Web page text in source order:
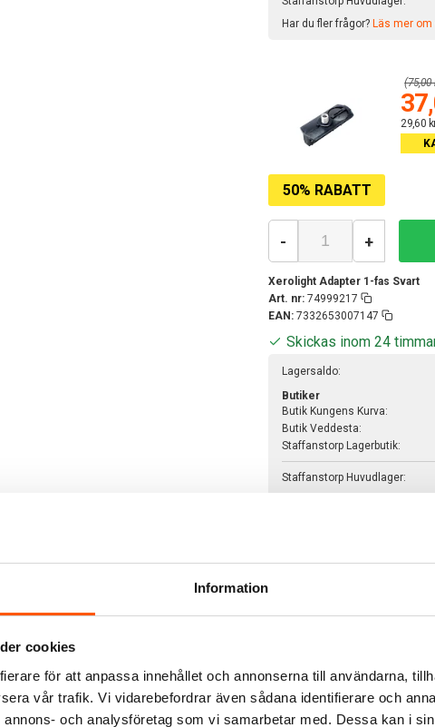
Information
cookies
för att anpassa innehållet och annonserna till användarna,
vår trafik. Vi vidarebefordrar även sådana identifierare och
och analysföretag som vi samarbetar med. Dessa kan i
Har du fler frågor? Läs mer
50% RABATT
29,60
(75,00
Xerolight Adapter 1-fas Svart
Art. nr: 74999217
EAN: 7332653007147
- +
Skickas inom 24
Lagersaldo:
Butiker
Butik Kungens Kurva:
Butik Veddesta:
Staffanstorp Lagerbutik:
Staffanstorp Huvudlager: